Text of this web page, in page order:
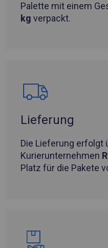
Palette mit einem
kg verpackt.
Lieferung
Die Lieferung erfolgt
Kurierunternehmen
Platz für die Pakete